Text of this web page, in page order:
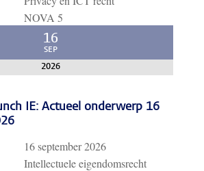
NOVA 5
16
SEP
2026
IE: Actueel onderwerp 16
16 september 2026
Intellectuele eigendomsrecht